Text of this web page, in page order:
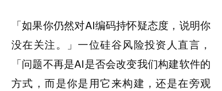
「如果你仍然对AI编码持怀疑态度，说明你
没在关注。」一位硅谷风险投资人直言，
「问题不再是AI是否会改变我们构建软件的
方式，而是你是用它来构建，还是在旁观